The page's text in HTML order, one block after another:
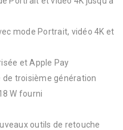
mode Portrait, vidéo 4K et
et Apple Pay
de troisième génération
W fourni
outils de retouche